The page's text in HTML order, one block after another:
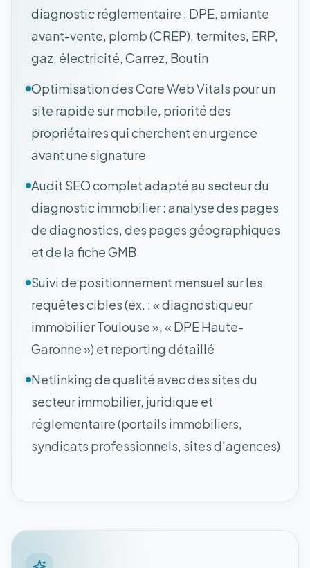
diagnostic réglementaire : DPE, amiante
avant-vente, plomb (CREP), termites, ERP,
gaz, électricité, Carrez, Boutin
Optimisation des Core Web Vitals pour un
site rapide sur mobile, priorité des
propriétaires qui cherchent en urgence
avant une signature
Audit SEO complet adapté au secteur du
diagnostic immobilier : analyse des pages
de diagnostics, des pages géographiques
et de la fiche GMB
Suivi de positionnement mensuel sur les
requêtes cibles (ex. : « diagnostiqueur
immobilier Toulouse », « DPE Haute-
Garonne ») et reporting détaillé
Netlinking de qualité avec des sites du
secteur immobilier, juridique et
réglementaire (portails immobiliers,
syndicats professionnels, sites d'agences)